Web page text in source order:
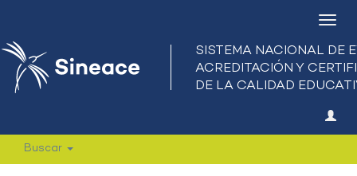
Buscar